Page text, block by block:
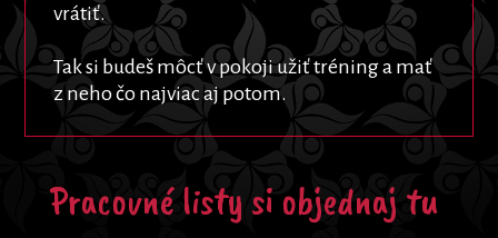
vrátiť.
Tak si budeš môcť v pokoji užiť tréning a mať
z neho čo najviac aj potom.
Pracovné listy si objednaj tu